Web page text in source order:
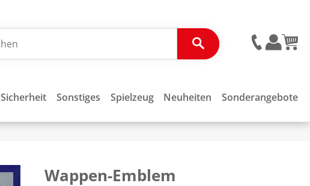
Sicherheit Sonstiges Spielzeug Neuheiten Sonderangebote
Wappen-Emblem